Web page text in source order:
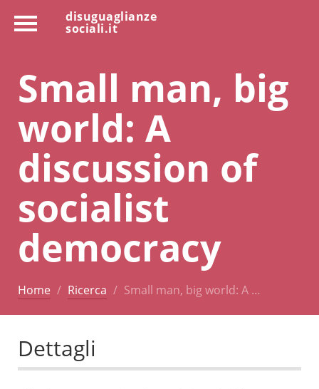
disuguaglianze
sociali.it
Small man, big
world: A
discussion of
socialist
democracy
Home Ricerca Small man, big world: A …
Dettagli